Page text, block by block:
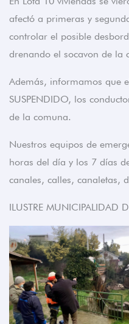
afectó a primeras y
controlar el posible
drenando el socavon de la
Además, informamos que
SUSPENDIDO, los
de la comuna.
Nuestros equipos de
horas del día y los 7 días
canales, calles, canaletas,
ILUSTRE MUNICIPALIDAD